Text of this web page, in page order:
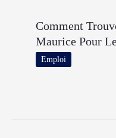
Comment
Maurice Pour
Emploi